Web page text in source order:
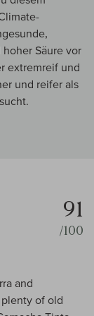
Säure vor
extremreif und
und reifer als
91
/100
and
of old